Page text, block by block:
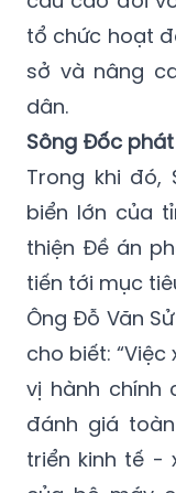
tổ chức hoạt
sở và nâng
dân.
Sông Đốc
Trong khi đó,
biển lớn của
thiện Đề án
tiến tới mục
Ông Đỗ Văn
cho biết:
vị hành chính
đánh giá
triển kinh tế -